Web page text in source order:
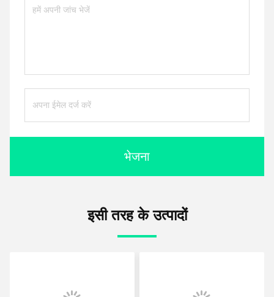
भेजना
इसी तरह के उत्पादों